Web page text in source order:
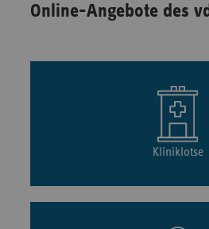
Online-Angebote des
Kliniklotse